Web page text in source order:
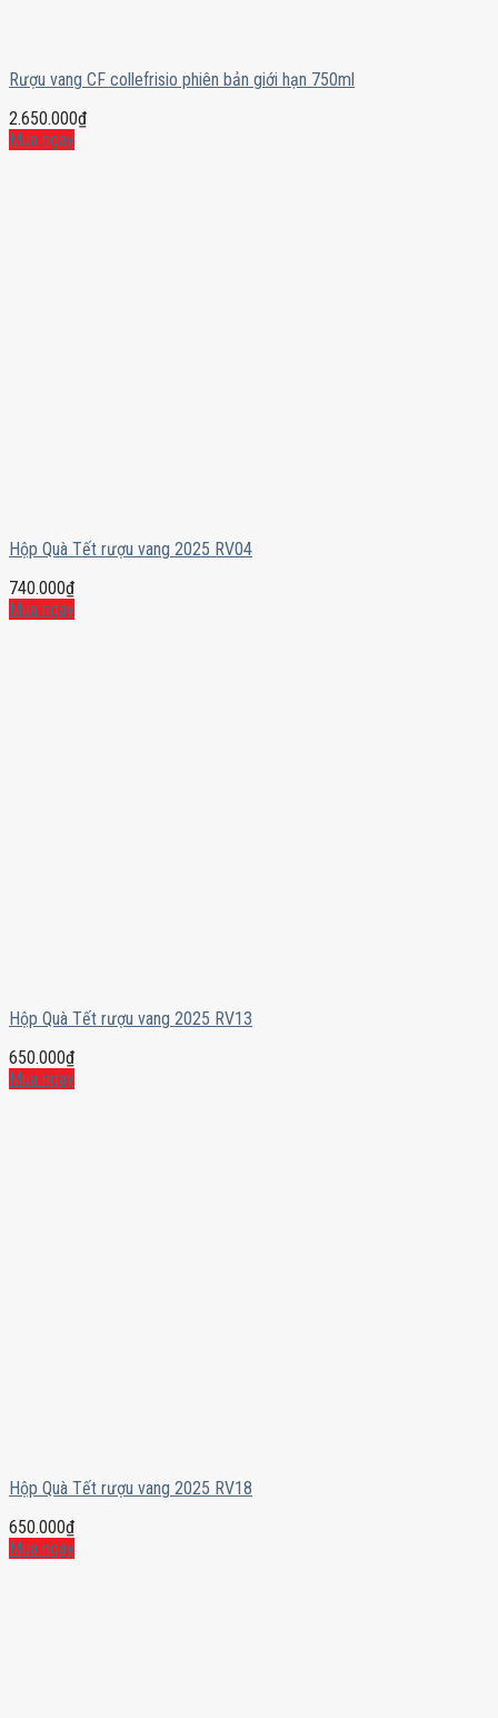
Rượu vang CF collefrisio phiên bản giới hạn 750ml
2.650.000₫
Mua ngay
Hộp Quà Tết rượu vang 2025 RV04
740.000₫
Mua ngay
Hộp Quà Tết rượu vang 2025 RV13
650.000₫
Mua ngay
Hộp Quà Tết rượu vang 2025 RV18
650.000₫
Mua ngay